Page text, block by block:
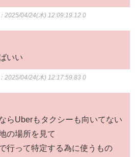
：2025/04/24(木) 12:09:19.12 0
いい
：2025/04/24(木) 12:17:59.83 0
らUberもタクシーも向いてない
の場所を見て
行って特定する為に使うもの